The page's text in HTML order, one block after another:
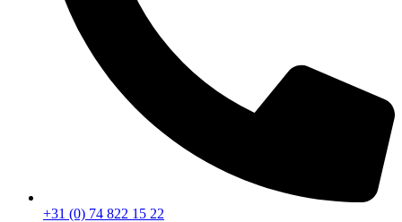
+31 (0) 74 822 15 22